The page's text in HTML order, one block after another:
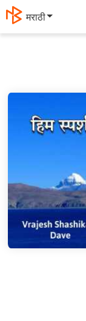
मराठी